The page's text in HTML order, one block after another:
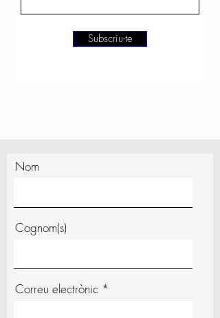
Subscriu-te
Nom
Cognom(s)
Correu electrònic